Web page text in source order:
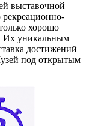
выставочной
хорошо
Их уникальным
достижений
под открытым